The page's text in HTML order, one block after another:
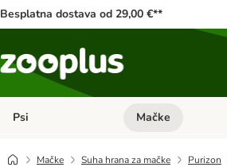
Besplatna dostava od 29,00 €**
Psi Pregled kategorija: Psi
Mačke
Mačke Suha hrana za mačke Purizon